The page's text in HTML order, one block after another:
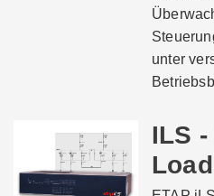
unter
ILS